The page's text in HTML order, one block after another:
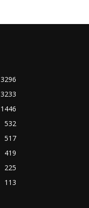
3296
3233
1446
532
517
419
225
113